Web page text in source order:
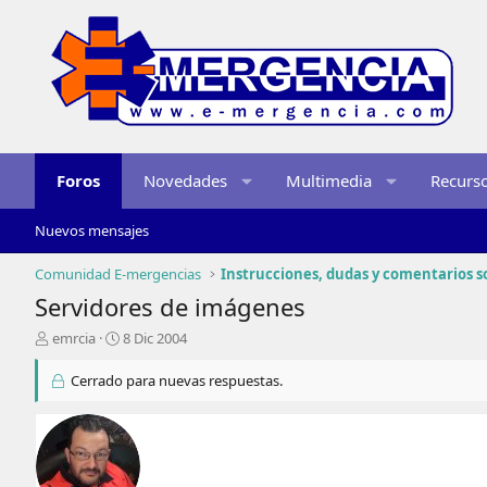
Foros Novedades Multimedia
Nuevos mensajes
Comunidad E-mergencias
Servidores de imágenes
I
i
a
d
o
emrcia
F
c
h
d
i
8 Dic 2004
Cerrado para nuevas respuestas.